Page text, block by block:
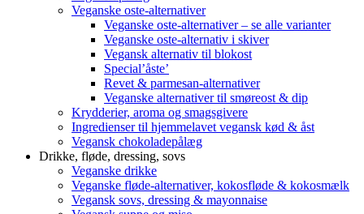
Veganske oste-alternativer
Veganske oste-alternativer – se alle varianter
Veganske oste-alternativ i skiver
Vegansk alternativ til blokost
Special’åste’
Revet & parmesan-alternativer
Veganske alternativer til smøreost & dip
Krydderier, aroma og smagsgivere
Ingredienser til hjemmelavet vegansk kød & åst
Vegansk chokoladepålæg
Drikke, fløde, dressing, sovs
Veganske drikke
Veganske fløde-alternativer, kokosfløde & kokosmælk
Vegansk sovs, dressing & mayonnaise